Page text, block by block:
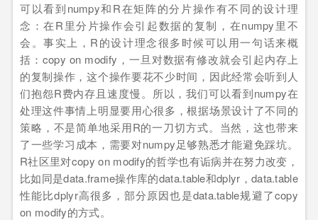
可以看到numpy和R在矩阵的分片操作有不同的设计理
念：在R里分片操作会引起数据的复制，在numpy里不
会。事实上，R的设计理念很多时候可以用一句话来概
括：copy on modify，一旦对数据有修改就会引起内存上
的复制操作，这个操作要花不少时间，因此经常会听到人
们抱怨R费内存且速度慢。所以，我们可以看到numpy在
处理这件事情上明显要用心很多，根据场景设计了不同的
策略，不是简单地采用R的一刀切方式。当然，这也带来
了一些学习成本，需要对numpy足够熟悉才能避免踩坑。
R社区里对copy on modify的哲学也有诟病并在努力改变，
比如同是data.frame操作库的data.table和dplyr，data.table
性能比dplyr高很多，部分原因也是data.table规避了copy
on modify的方式。